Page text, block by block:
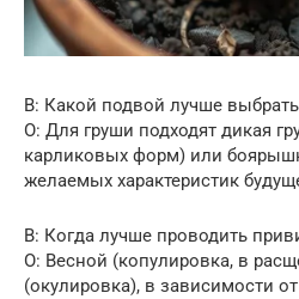
В: Какой подвой лучше
О: Для груши подходят дикая
карликовых форм) или
желаемых характеристик
В: Когда лучше проводить
О: Весной (копулировка, в
(окулировка), в зависимости